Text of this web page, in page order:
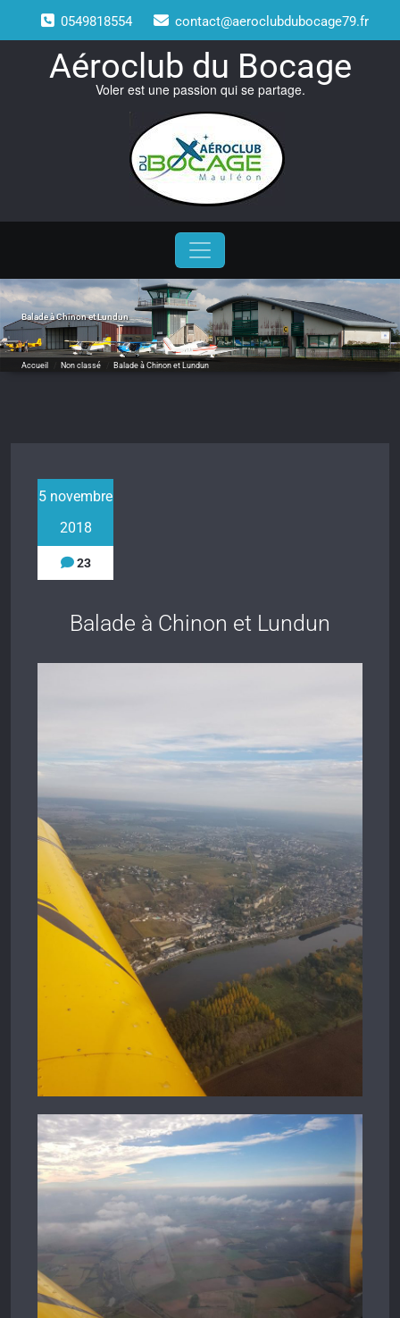
content
0549818554 contact@aeroclubdubocage79.fr
Aéroclub du Bocage
Voler est une passion qui se partage.
Balade à Chinon et Lundun
Accueil Non classé Balade à Chinon et Lundun
5 novembre
2018
23
Balade à Chinon et Lundun